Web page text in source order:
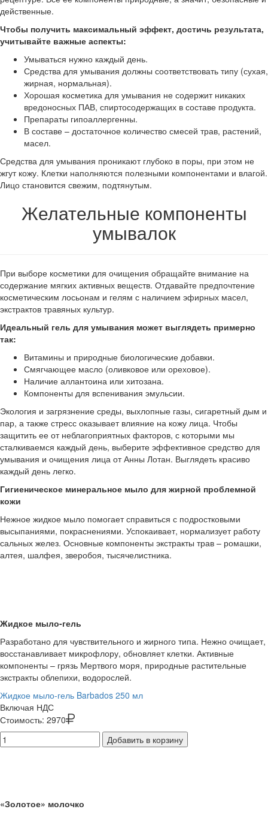
действенные.
Чтобы получить максимальный эффект, достичь результата,
учитывайте важные аспекты:
Умываться нужно каждый день.
Средства для умывания должны соответствовать типу (сухая,
жирная, нормальная).
Хорошая косметика для умывания не содержит никаких
вредоносных ПАВ, спиртосодержащих в составе продукта.
Препараты гипоаллергенны.
В составе – достаточное количество смесей трав, растений,
масел.
Средства для умывания проникают глубоко в поры, при этом не
жгут кожу. Клетки наполняются полезными компонентами и влагой.
Лицо становится свежим, подтянутым.
Желательные компоненты
умывалок
При выборе косметики для очищения обращайте внимание на
содержание мягких активных веществ. Отдавайте предпочтение
косметическим лосьонам и гелям с наличием эфирных масел,
экстрактов травяных культур.
Идеальный гель для умывания может выглядеть примерно
так:
Витамины и природные биологические добавки.
Смягчающее масло (оливковое или ореховое).
Наличие аллантоина или хитозана.
Компоненты для вспенивания эмульсии.
Экология и загрязнение среды, выхлопные газы, сигаретный дым и
пар, а также стресс оказывает влияние на кожу лица. Чтобы
защитить ее от неблагоприятных факторов, с которыми мы
сталкиваемся каждый день, выберите эффективное средство для
умывания и очищения лица от Анны Лотан. Выглядеть красиво
каждый день легко.
Гигиеническое минеральное мыло для жирной проблемной
кожи
Нежное жидкое мыло помогает справиться с подростковыми
высыпаниями, покраснениями. Успокаивает, нормализует работу
сальных желез. Основные компоненты экстракты трав – ромашки,
алтея, шалфея, зверобоя, тысячелистника.
Жидкое мыло-гель
Разработано для чувствительного и жирного типа. Нежно очищает,
восстанавливает микрофлору, обновляет клетки. Активные
компоненты – грязь Мертвого моря, природные растительные
экстракты облепихи, водорослей.
Жидкое мыло-гель Barbados 250 мл
Включая НДС
Стоимость: 2970
Добавить в корзину
«Золотое» молочко